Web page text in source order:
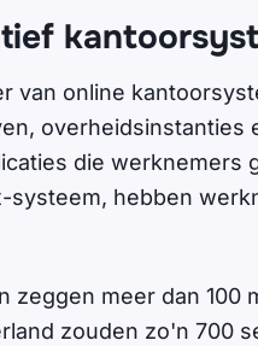
van online
overheidsinstanties
die werknemers
systeem, hebben
zeggen meer dan 100
zouden zo'n 700